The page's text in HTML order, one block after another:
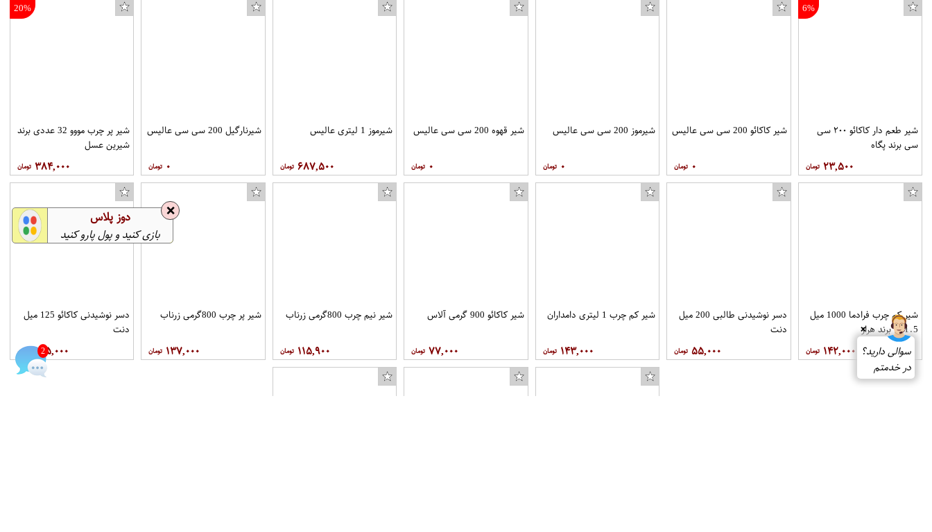
6%
شیر طعم دار کاکائو ۲۰۰ سی
سی برند پگاه
۲۳,۵۰۰
شیر کاکائو 200 سی سی عالیس
۰
شیرموز 200 سی سی عالیس
۰
شیر قهوه 200 سی سی عالیس
۰
شیرموز 1 لیتری عالیس
۶۸۷,۵۰۰
شیرنارگیل 200 سی سی عالیس
۰
20%
شیر پر چرب مووو 32 عددی برند
شیرین عسل
۳۸۴,۰۰۰
شیر کم چرب فرادما 1000 میل
1.5 % برند هراز
۱۴۲,۰۰۰
دسر نوشیدنی طالبی 200 میل
دنت
۵۵,۰۰۰
شیر کم چرب 1 لیتری دامداران
۱۴۳,۰۰۰
شیر کاکائو 900 گرمی آلاس
۷۷,۰۰۰
شیر نیم چرب 800گرمی زرناب
۱۱۵,۹۰۰
شیر پر چرب 800گرمی زرناب
۱۳۷,۰۰۰
دسر نوشیدنی کاکائو 125 میل
دنت
۱۵۵,۰۰۰
❌
سوالی دارید؟
در خدمتم
2
❌ دوز پلاس
بازی کنید و پول پارو کنید